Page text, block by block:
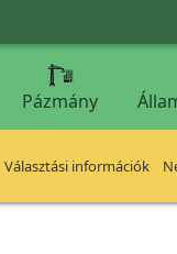
Pázmány
Választási információk